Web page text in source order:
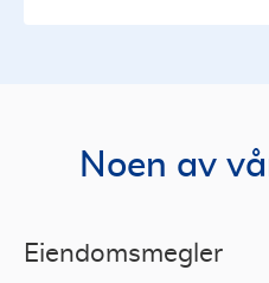
Noen av
Eiendomsmegler